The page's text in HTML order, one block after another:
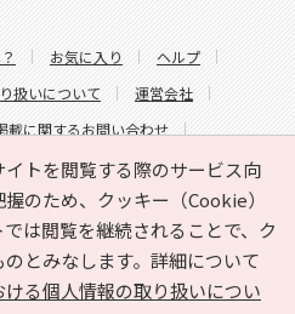
トを閲覧する際のサービス向
のため、クッキー（Cookie）
は閲覧を継続されることで、ク
とみなします。詳細について
ける個人情報の取り扱いについ
お気に入り
ヘルプ
扱いについて
運営会社
載に関するお問い合わせ
関するお問い合わせ